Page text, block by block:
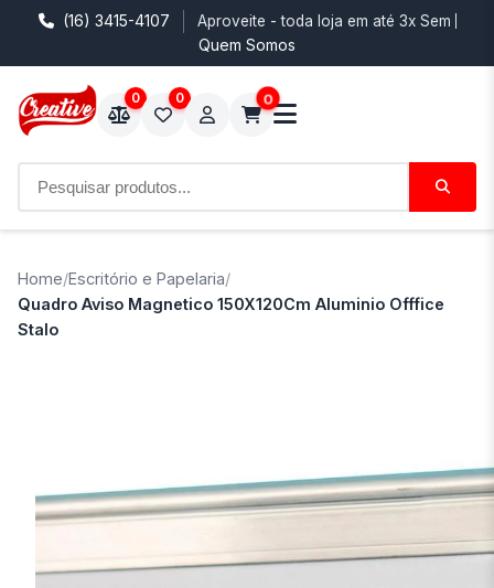
(16) 3415-4107 Aproveite - toda loja em até 3x Sem
Quem Somos
0 0 0
Home/Escritório e Papelaria/
Quadro Aviso Magnetico 150X120Cm Aluminio Offfice
Stalo